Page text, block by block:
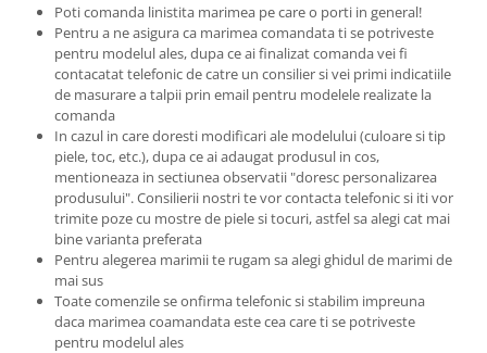
Poti comanda linistita marimea pe care o porti in general!
Pentru a ne asigura ca marimea comandata ti se potriveste
pentru modelul ales, dupa ce ai finalizat comanda vei fi
contacatat telefonic de catre un consilier si vei primi indicatiile
de masurare a talpii prin email pentru modelele realizate la
comanda
In cazul in care doresti modificari ale modelului (culoare si tip
piele, toc, etc.), dupa ce ai adaugat produsul in cos,
mentioneaza in sectiunea observatii "doresc personalizarea
produsului". Consilierii nostri te vor contacta telefonic si iti vor
trimite poze cu mostre de piele si tocuri, astfel sa alegi cat mai
bine varianta preferata
Pentru alegerea marimii te rugam sa alegi ghidul de marimi de
mai sus
Toate comenzile se onfirma telefonic si stabilim impreuna
daca marimea coamandata este cea care ti se potriveste
pentru modelul ales